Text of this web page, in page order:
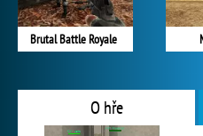
Brutal Battle Royale
O hře